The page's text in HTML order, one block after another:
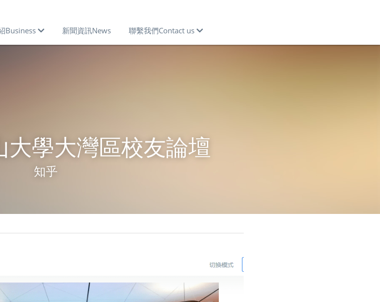
Business 新聞資訊News 聯繫我們Contact us
大學大灣區校友論壇
知乎